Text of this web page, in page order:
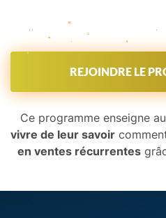
REJOINDRE LE
Ce programme enseigne
vivre de leur savoir
en ventes récurrentes